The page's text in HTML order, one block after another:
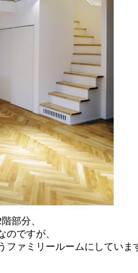
部分、
のですが、
ファミリールームにしていま